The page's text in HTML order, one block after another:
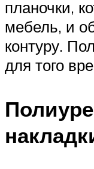
планочки,
мебель, и
контуру.
для того